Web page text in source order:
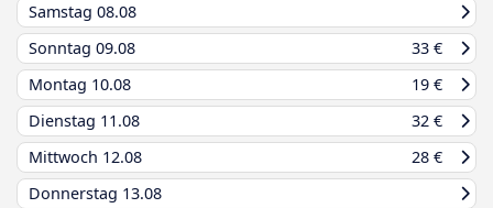
Samstag 08.08
Sonntag 09.08
33 €
Montag 10.08
19 €
Dienstag 11.08
32 €
Mittwoch 12.08
28 €
Donnerstag 13.08